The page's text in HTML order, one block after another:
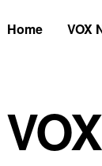
Home VOX